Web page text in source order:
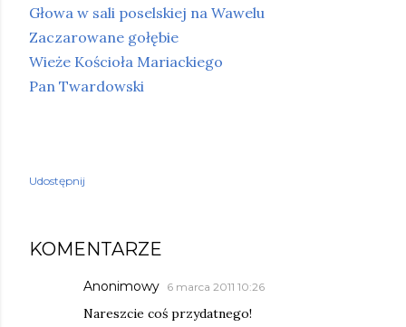
Głowa w sali poselskiej na Wawelu
Zaczarowane gołębie
Wieże Kościoła Mariackiego
Pan Twardowski
Udostępnij
KOMENTARZE
Anonimowy 6 marca 2011 10:26
Nareszcie coś przydatnego!